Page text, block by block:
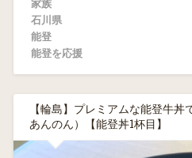
家族
石川県
能登
能登を応援
【輪島】プレミアムな能登牛
あんのん）【能登丼1杯目】